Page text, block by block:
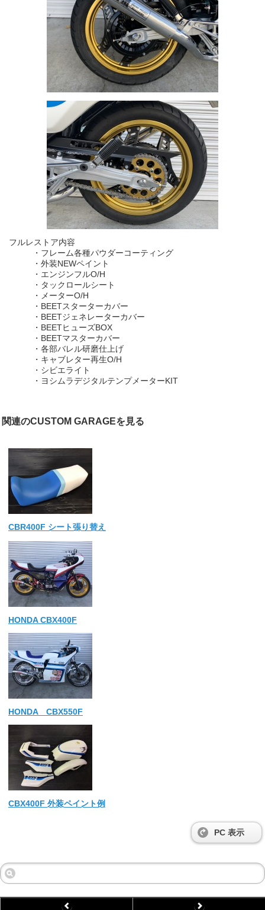
フルレストア内容
・フレーム各種パウダーコーティング
・外装NEWペイント
・エンジンフルO/H
・タックロールシート
・メーターO/H
・BEETスターターカバー
・BEETジェネレーターカバー
・BEETヒューズBOX
・BEETマスターカバー
・各部バレル研磨仕上げ
・キャブレター再生O/H
・シビエライト
・ヨシムラデジタルテンプメーターKIT
関連のCUSTOM GARAGEを見る
CBR400F シート張り替え
HONDA CBX400F
HONDA CBX550F
CBX400F 外装ペイント例
PC 表示